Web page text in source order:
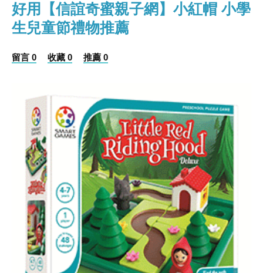
好用【信誼奇蜜親子網】小紅帽 小學
生兒童節禮物推薦
留言 0 收藏 0 推薦 0